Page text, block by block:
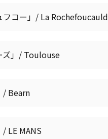
フコー」/ La Rochefoucauld
ズ」/ Toulouse
/ Bearn
LE MANS